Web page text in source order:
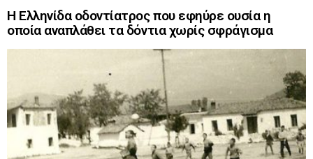
Η Ελληνίδα οδοντίατρος που εφηύρε ουσία η
οποία αναπλάθει τα δόντια χωρίς σφράγισμα